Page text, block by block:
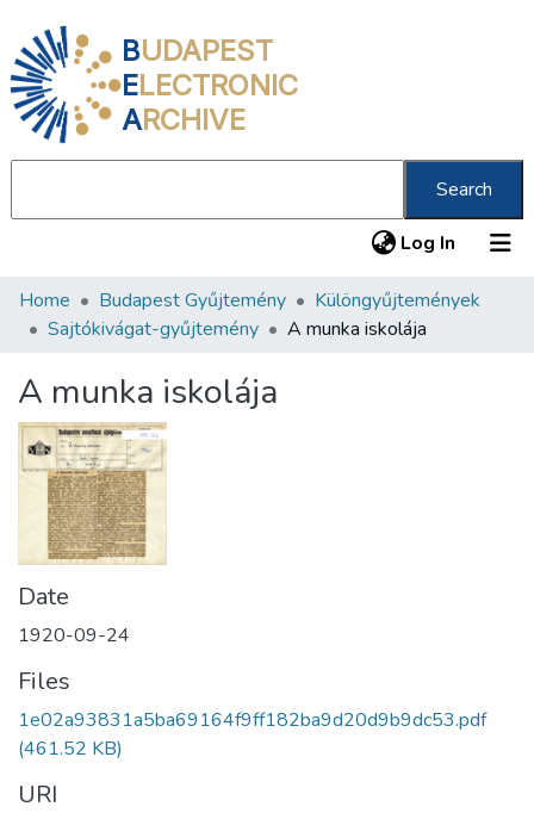
BUDAPEST
ELECTRONIC
ARCHIVE
Search
Log In (current)
Communities & Collections
Statistics
About us
Home Budapest Gyűjtemény
Különgyűjtemények
Sajtókivágat-gyűjtemény
A munka iskolája
A munka iskolája
Date
1920-09-24
Files
1e02a93831a5ba69164f9ff182ba9d20d9b9dc53.pdf
(461.52 KB)
URI